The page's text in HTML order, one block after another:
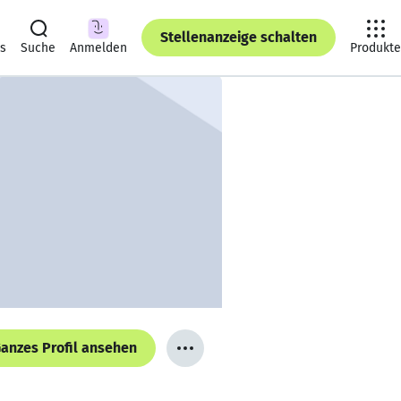
Suche Anmelden
Stellenanzeige schalten
Produkte
Profil ansehen